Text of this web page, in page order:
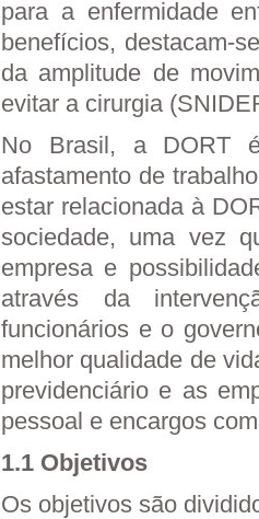
para a enfermidade
benefícios, destacam-
da amplitude de
evitar a cirurgia
No Brasil, a DORT
afastamento de
estar relacionada à
sociedade, uma vez
empresa e
através da
funcionários e o
melhor qualidade de
previdenciário e as
pessoal e encargos
1.1 Objetivos
Os objetivos são